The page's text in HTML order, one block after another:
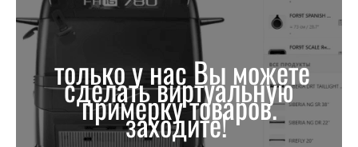
только у нас Вы можете
сделать виртуальную
примерку товаров.
заходите!